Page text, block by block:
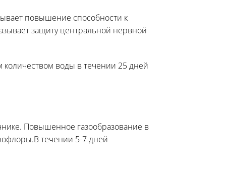
повышение способности к
защиту центральной нервной
воды в течении 25 дней
Повышенное газообразование в
течении 5-7 дней